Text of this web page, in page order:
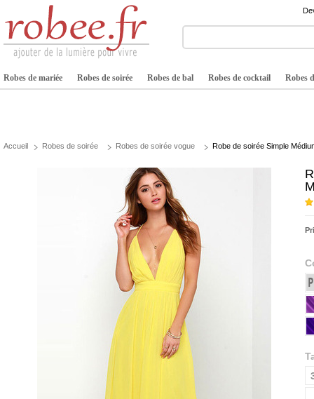
Robes de mariée Robes de soirée Robes de bal Robes de cocktail Robes
Accueil Robes de soirée Robes de soirée vogue Robe de soirée Simple